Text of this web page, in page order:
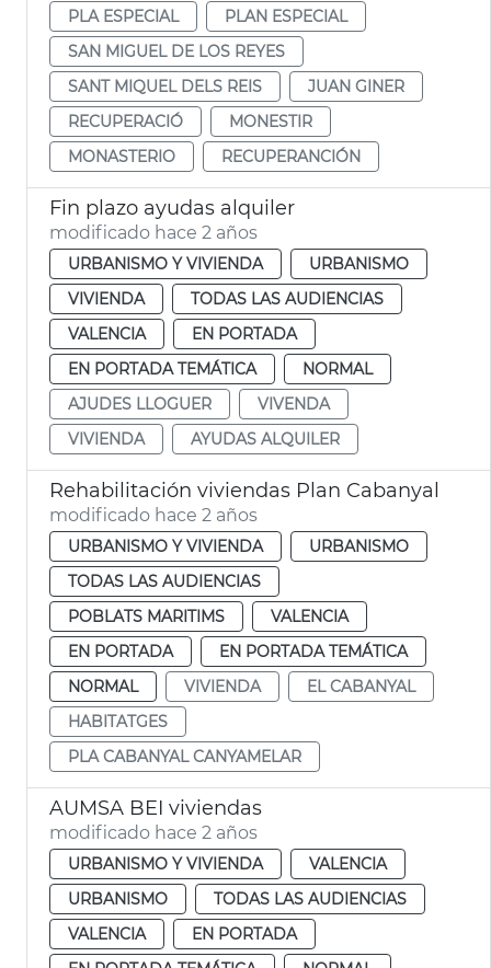
PLA ESPECIAL
PLAN ESPECIAL
SAN MIGUEL DE LOS REYES
SANT MIQUEL DELS REIS
JUAN GINER
RECUPERACIÓ
MONESTIR
MONASTERIO
RECUPERANCIÓN
Fin plazo ayudas alquiler
modificado hace 2 años
URBANISMO Y VIVIENDA
URBANISMO
VIVIENDA
TODAS LAS AUDIENCIAS
VALENCIA
EN PORTADA
EN PORTADA TEMÁTICA
NORMAL
AJUDES LLOGUER
VIVENDA
VIVIENDA
AYUDAS ALQUILER
Rehabilitación viviendas Plan Cabanyal
modificado hace 2 años
URBANISMO Y VIVIENDA
URBANISMO
TODAS LAS AUDIENCIAS
POBLATS MARITIMS
VALENCIA
EN PORTADA
EN PORTADA TEMÁTICA
NORMAL
VIVIENDA
EL CABANYAL
HABITATGES
PLA CABANYAL CANYAMELAR
AUMSA BEI viviendas
modificado hace 2 años
URBANISMO Y VIVIENDA
VALENCIA
URBANISMO
TODAS LAS AUDIENCIAS
VALENCIA
EN PORTADA